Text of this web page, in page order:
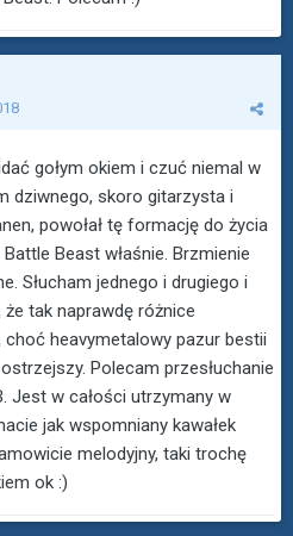
gołym okiem i czuć niemal w
dziwnego, skoro gitarzysta i
powołał tę formację do życia
Beast właśnie. Brzmienie
Słucham jednego i drugiego i
tak naprawdę różnice
heavymetalowy pazur bestii
Polecam przesłuchanie
Jest w całości utrzymany w
jak wspomniany kawałek
melodyjny, taki trochę
ok :)